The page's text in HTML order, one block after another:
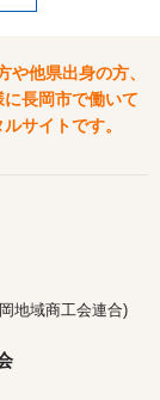
他県出身の方、
長岡市で働いて
サイトです。
地域商工会連合)